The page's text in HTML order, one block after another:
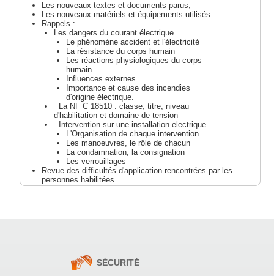
Les nouveaux textes et documents parus,
Les nouveaux matériels et équipements utilisés.
Rappels :
Les dangers du courant électrique
Le phénomène accident et l'électricité
La résistance du corps humain
Les réactions physiologiques du corps
humain
Influences externes
Importance et cause des incendies
d'origine électrique.
La NF C 18510 : classe, titre, niveau
d'habilitation et domaine de tension
Intervention sur une installation electrique
L'Organisation de chaque intervention
Les manoeuvres, le rôle de chacun
La condamnation, la consignation
Les verrouillages
Revue des difficultés d'application rencontrées par les
personnes habilitées
Conduite à tenir en cas d'incident ou d'accident
l'appareillage et des protections
Mise en oeuvre des EPI.
SÉCURITÉ